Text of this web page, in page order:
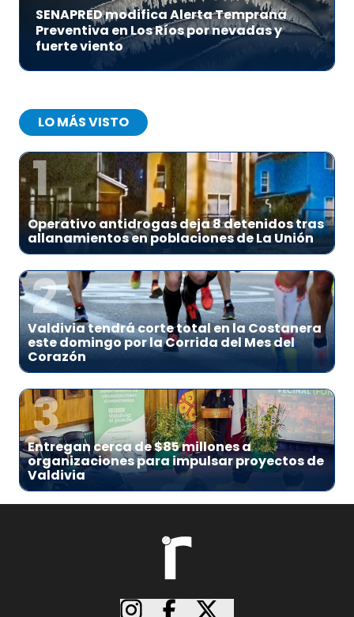
SENAPRED modifica Alerta Temprana
Preventiva en Los Ríos por nevadas y
fuerte viento
LO MÁS VISTO
1
Operativo antidrogas deja 8 detenidos tras
allanamientos en poblaciones de La Unión
2
Valdivia tendrá corte total en la Costanera
este domingo por la Corrida del Mes del
Corazón
3
Entregan cerca de $85 millones a
organizaciones para impulsar proyectos de
Valdivia